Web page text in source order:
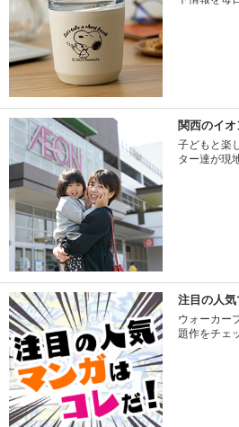
関西のイ
子どもと楽
ター達が現
注目の人気
ウォーカー
題作をチェ